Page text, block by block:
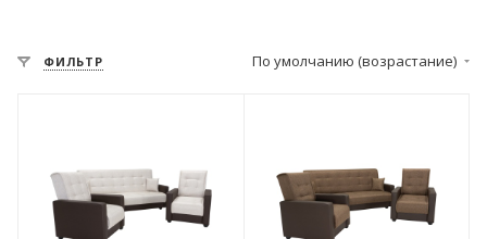
ФИЛЬТР По умолчанию (возрастание)